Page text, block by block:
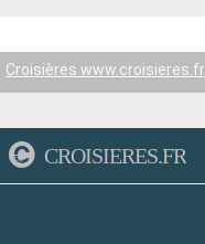
Croisières www.croisieres.fr
CROISIERES.FR